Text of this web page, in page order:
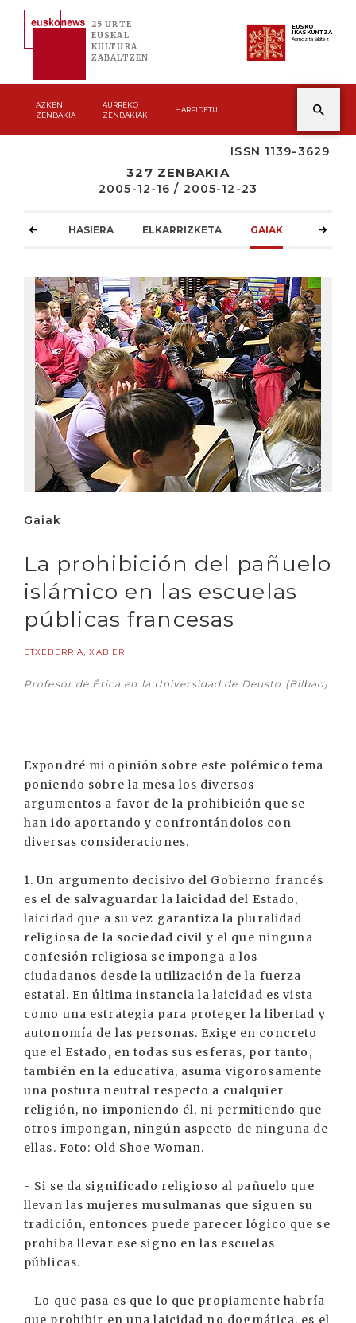
25 URTE
EUSKAL
KULTURA
ZABALTZEN
EUSKO
IKASKUNTZA
Asmoz ta jakitez
AZKEN
ZENBAKIA
AURREKO
ZENBAKIAK
HARPIDETU
ISSN 1139-3629
327 ZENBAKIA
2005-12-16 / 2005-12-23
HASIERA ELKARRIZKETA GAIAK
Gaiak
La prohibición del pañuelo
islámico en las escuelas
públicas francesas
ETXEBERRIA, XABIER
Profesor de Ética en la Universidad de Deusto (Bilbao)
Expondré mi opinión sobre este polémico tema
poniendo sobre la mesa los diversos
argumentos a favor de la prohibición que se
han ido aportando y confrontándolos con
diversas consideraciones.
1. Un argumento decisivo del Gobierno francés
es el de salvaguardar la laicidad del Estado,
laicidad que a su vez garantiza la pluralidad
religiosa de la sociedad civil y el que ninguna
confesión religiosa se imponga a los
ciudadanos desde la utilización de la fuerza
estatal. En última instancia la laicidad es vista
como una estrategia para proteger la libertad y
autonomía de las personas. Exige en concreto
que el Estado, en todas sus esferas, por tanto,
también en la educativa, asuma vigorosamente
una postura neutral respecto a cualquier
religión, no imponiendo él, ni permitiendo que
otros impongan, ningún aspecto de ninguna de
ellas. Foto: Old Shoe Woman.
- Si se da significado religioso al pañuelo que
llevan las mujeres musulmanas que siguen su
tradición, entonces puede parecer lógico que se
prohiba llevar ese signo en las escuelas
públicas.
- Lo que pasa es que lo que propiamente habría
que prohibir en una laicidad no dogmática, es el